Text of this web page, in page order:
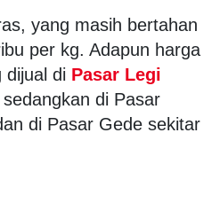
yang masih bertahan
per kg. Adapun harga
dijual di Pasar Legi
di Pasar
di Pasar Gede sekitar